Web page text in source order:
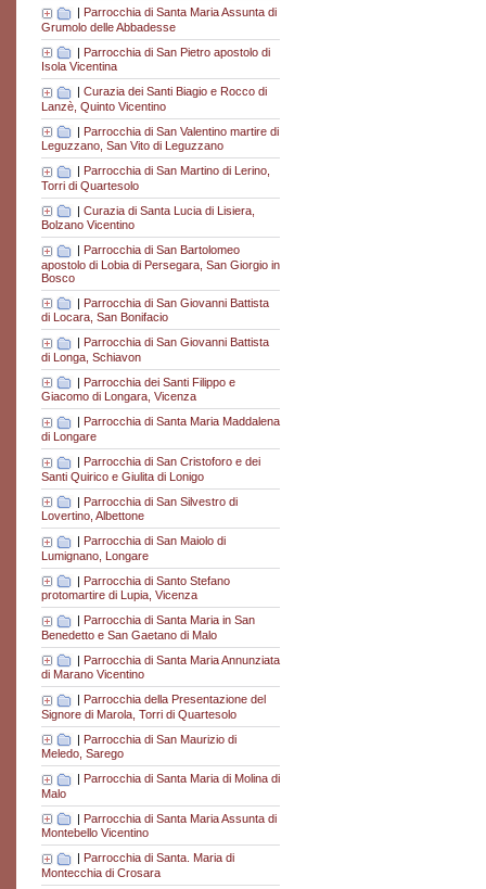
| Parrocchia di Santa Maria Assunta di
Grumolo delle Abbadesse
| Parrocchia di San Pietro apostolo di
Isola Vicentina
| Curazia dei Santi Biagio e Rocco di
Lanzè, Quinto Vicentino
| Parrocchia di San Valentino martire di
Leguzzano, San Vito di Leguzzano
| Parrocchia di San Martino di Lerino,
Torri di Quartesolo
| Curazia di Santa Lucia di Lisiera,
Bolzano Vicentino
Parrocchia di San Bartolomeo
apostolo di Lobia di Persegara, San Giorgio in
Bosco
| Parrocchia di San Giovanni Battista
di Locara, San Bonifacio
Parrocchia di San Giovanni Battista
di Longa, Schiavon
| Parrocchia dei Santi Filippo e
Giacomo di Longara, Vicenza
Parrocchia di Santa Maria Maddalena
di Longare
| Parrocchia di San Cristoforo e dei
Santi Quirico e Giulita di Lonigo
| Parrocchia di San Silvestro di
Lovertino, Albettone
| Parrocchia di San Maiolo di
Lumignano, Longare
| Parrocchia di Santo Stefano
protomartire di Lupia, Vicenza
| Parrocchia di Santa Maria in San
Benedetto e San Gaetano di Malo
| Parrocchia di Santa Maria Annunziata
di Marano Vicentino
Parrocchia della Presentazione del
Signore di Marola, Torri di Quartesolo
| Parrocchia di San Maurizio di
Meledo, Sarego
Parrocchia di Santa Maria di Molina di
Malo
| Parrocchia di Santa Maria Assunta di
Montebello Vicentino
Parrocchia di Santa. Maria di
Montecchia di Crosara